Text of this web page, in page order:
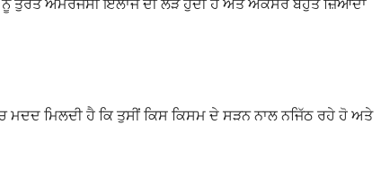
ਤੁਰੰਤ ਐਮਰਜੈਂਸੀ ਇਲਾਜ ਦੀ ਲੋੜ ਹੁੰਦੀ ਹੈ ਅਤੇ ਅਕਸਰ ਬਹੁਤ ਜ਼ਿਆਦਾ
ਮਿਲਦੀ ਹੈ ਕਿ ਤੁਸੀਂ ਕਿਸ ਕਿਸਮ ਦੇ ਸੜਨ ਨਾਲ ਨਜਿੱਠ ਰਹੇ ਹੋ ਅਤੇ